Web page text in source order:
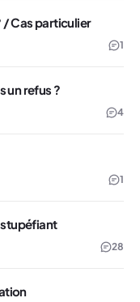
/ Cas particulier
1
un refus ?
4
1
stupéfiant
28